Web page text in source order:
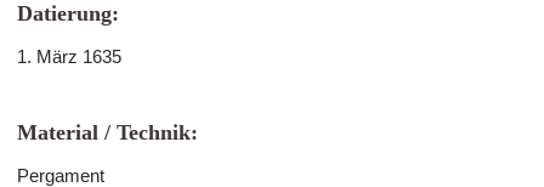
Datierung:
1. März 1635
Material / Technik:
Pergament